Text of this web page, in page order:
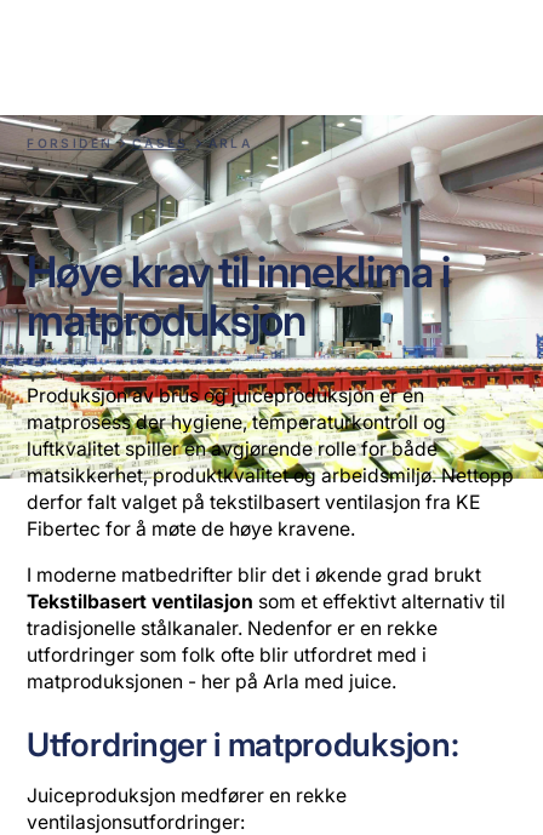
FORSIDEN CASES ARLA
Høye krav til inneklima i
matproduksjon
Produksjon av brus og juiceproduksjon er en
matprosess der hygiene, temperaturkontroll og
luftkvalitet spiller en avgjørende rolle for både
matsikkerhet, produktkvalitet og arbeidsmiljø. Nettopp
derfor falt valget på tekstilbasert ventilasjon fra KE
Fibertec for å møte de høye kravene.
I moderne matbedrifter blir det i økende grad brukt
Tekstilbasert ventilasjon som et effektivt alternativ til
tradisjonelle stålkanaler. Nedenfor er en rekke
utfordringer som folk ofte blir utfordret med i
matproduksjonen - her på Arla med juice.
Utfordringer i matproduksjon:
Juiceproduksjon medfører en rekke
ventilasjonsutfordringer: